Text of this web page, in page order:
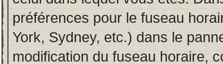
préférences pour le fuseau
York, Sydney, etc.) dans le
modification du fuseau horaire,